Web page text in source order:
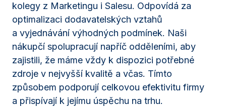
kolegy z Marketingu i Salesu. Odpovídá za
optimalizaci dodavatelských vztahů
a vyjednávání výhodných podmínek. Naši
nákupčí spolupracují napříč odděleními, aby
zajistili, že máme vždy k dispozici potřebné
zdroje v nejvyšší kvalitě a včas. Tímto
způsobem podporují celkovou efektivitu firmy
a přispívají k jejímu úspěchu na trhu.